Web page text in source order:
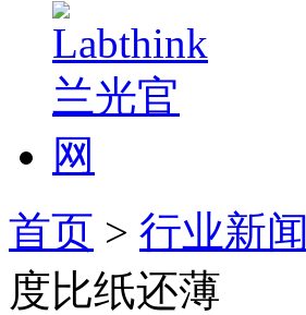
首页 > 行业新闻
度比纸还薄